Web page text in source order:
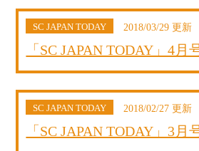
SC JAPAN TODAY 2018/03/29 更新
「SC JAPAN TODAY」4月
SC JAPAN TODAY 2018/02/27 更新
「SC JAPAN TODAY」3月